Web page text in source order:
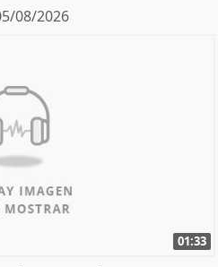
08/2026
01:33